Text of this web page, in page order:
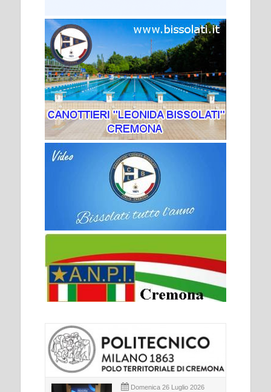
Domenica 26 Luglio 2026